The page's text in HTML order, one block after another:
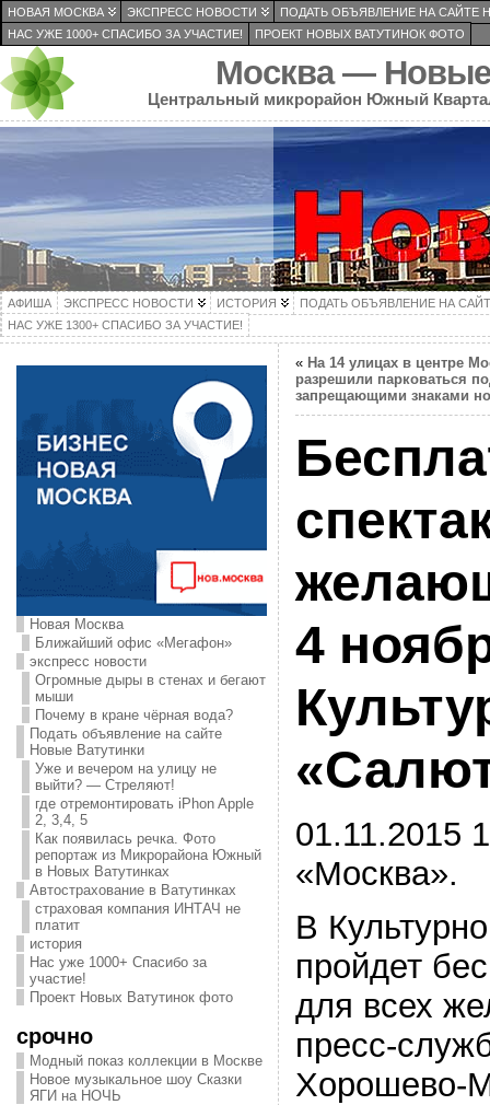
НОВАЯ МОСКВА ЭКСПРЕСС НОВОСТИ
ПОДАТЬ ОБЪЯВЛЕНИЕ НА САЙТЕ
НАС УЖЕ 1000+ СПАСИБО ЗА УЧАСТИЕ!
ПРОЕКТ НОВЫХ ВАТУТИНОК ФОТО
Москва — Новые
Центральный микрорайон Южный
АФИША ЭКСПРЕСС НОВОСТИ ИСТОРИЯ
ПОДАТЬ ОБЪЯВЛЕНИЕ НА
НАС УЖЕ 1300+ СПАСИБО ЗА УЧАСТИЕ!
Новая Москва
Ближайший офис «Мегафон»
экспресс новости
Огромные дыры в стенах и бегают
мыши
Почему в кране чёрная вода?
Подать объявление на сайте
Новые Ватутинки
Уже и вечером на улицу не
выйти? — Стреляют!
где отремонтировать iPhon Apple
2, 3,4, 5
Как появилась речка. Фото
репортаж из Микрорайона Южный
в Новых Ватутинках
Автострахование в Ватутинках
страховая компания ИНТАЧ не
платит
история
Нас уже 1000+ Спасибо за
участие!
Проект Новых Ватутинок фото
срочно
Модный показ коллекции в Москве
Новое музыкальное шоу Сказки
ЯГИ на НОЧЬ
« На 14 улицах в центре
разрешили парковаться
запрещающими знаками
4
01.11.2015
«Москва».
В
пройдет
для всех
пресс-
Хорошево-